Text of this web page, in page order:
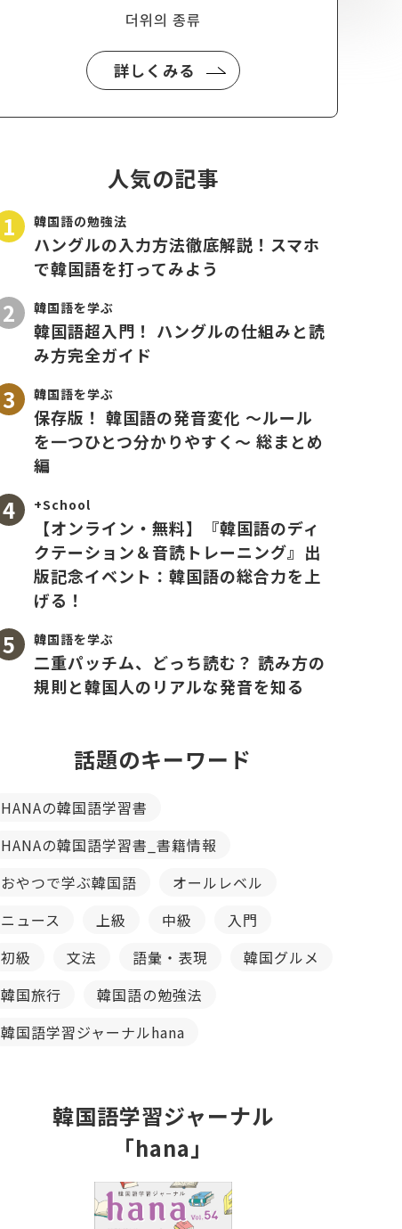
더위의 종류
詳しくみる
人気の記事
韓国語の勉強法
ハングルの入力方法徹底解説！スマホ
で韓国語を打ってみよう
韓国語を学ぶ
韓国語超入門！ ハングルの仕組みと読
み方完全ガイド
韓国語を学ぶ
保存版！ 韓国語の発音変化 〜ルール
を一つひとつ分かりやすく〜 総まとめ
編
+School
【オンライン・無料】『韓国語のディ
クテーション＆音読トレーニング』出
版記念イベント：韓国語の総合力を上
げる！
韓国語を学ぶ
二重パッチム、どっち読む？ 読み方の
規則と韓国人のリアルな発音を知る
話題のキーワード
HANAの韓国語学習書
HANAの韓国語学習書_書籍情報
おやつで学ぶ韓国語
オールレベル
ニュース
上級 中級
入門
初級
文法 語彙・表現
韓国グルメ
韓国旅行
韓国語の勉強法
韓国語学習ジャーナルhana
韓国語学習ジャーナル
「hana」